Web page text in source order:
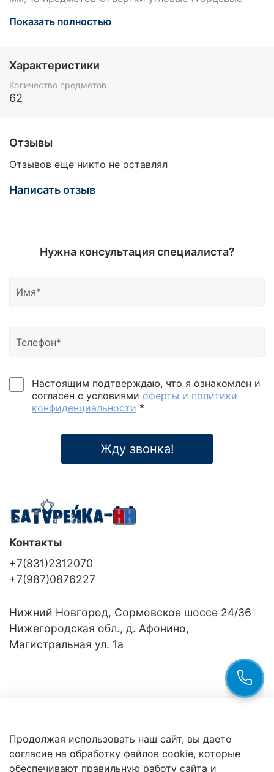
ключи) 1.5-10 мм, 9 предметов Отвертки шлиц
прямой, Phillips® (крест) 3+3 штуки Бокорезы 150
250 мм 1/2"DR Вороток Т-образный 1/2"DR Вороток
«гибкая рукоятка» 1/2"DR Шарнир карданный
1/2"DR Удлинитель с шаром 50 мм 1/2"DR
Удлинители 125, 250 мм, 2 предмета 1/2"DR
Показать полностью
Характеристики
Количество предметов
62
Отзывы
Отзывов еще никто не оставлял
Написать отзыв
Нужна консультация специалиста?
Настоящим подтверждаю, что я ознакомлен и
согласен с условиями оферты и политики
конфиденциальности *
Жду звонка!
Клиентам
Контакты
+7(831)2312070
+7(987)0876227
Нижний Новгород, Сормовское шоссе 24/36
Нижегородская обл., д. Афонино,
Магистральная ул. 1а
Продолжая использовать наш сайт, вы даете
согласие на обработку файлов cookie, которые
обеспечивают правильную работу сайта и
обработки